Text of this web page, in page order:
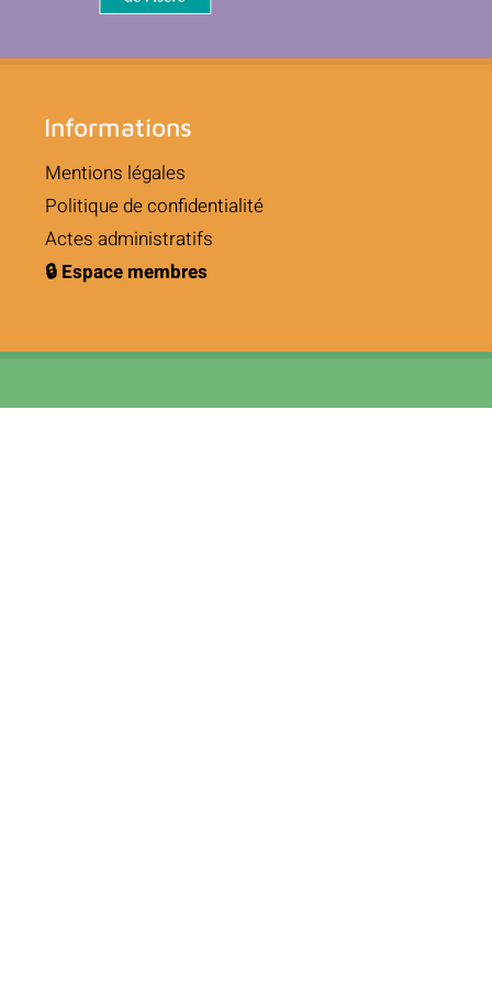
Informations
Mentions légales
Politique de confidentialité
Actes administratifs
🔒 Espace membres